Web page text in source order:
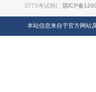
3773考试网( 琼ICP备
本站信息来自于官方网站